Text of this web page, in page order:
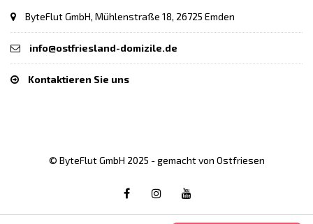
ByteFlut GmbH, Mühlenstraße 18, 26725 Emden
info@ostfriesland-domizile.de
Kontaktieren Sie uns
© ByteFlut GmbH 2025 - gemacht von Ostfriesen